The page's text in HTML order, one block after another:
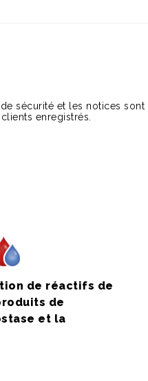
sécurité et les notices sont
enregistrés.
de réactifs de
de
et la